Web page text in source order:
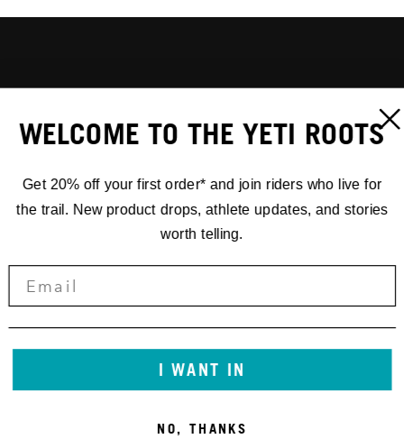
WELCOME TO THE YETI ROOTS
Get 20% off your first order* and join riders who live for
the trail. New product drops, athlete updates, and stories
worth telling.
I WANT IN
NO, THANKS